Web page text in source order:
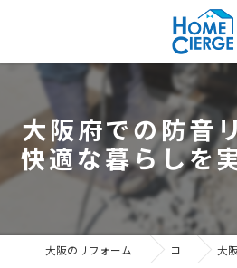
大阪府での防音
快適な暮らしを
コラム 大阪